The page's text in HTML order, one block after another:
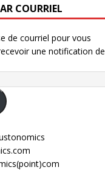
COURRIEL
de courriel pour vous
une notification de